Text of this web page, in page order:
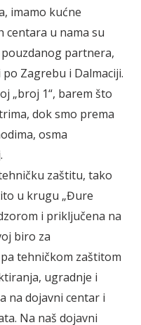
imamo kućne
centara u nama su
partnera,
Zagrebu i Dalmaciji.
„broj 1“, barem što
dok smo prema
osma
zaštitu, tako
u krugu „Đure
i priključena na
biro za
tehničkom zaštitom
ugradnje i
na dojavni centar i
Na naš dojavni